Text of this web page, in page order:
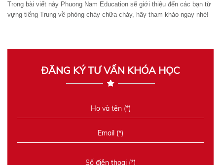
Trong bài viết này Phuong Nam Education sẽ giới thiệu đến các bạn từ
vựng tiếng Trung về phòng cháy chữa cháy, hãy tham khảo ngay nhé!
ĐĂNG KÝ TƯ VẤN KHÓA HỌC